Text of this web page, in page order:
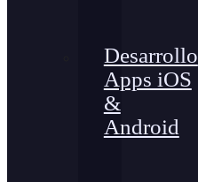
Desarrollo
Apps iOS
&
Android